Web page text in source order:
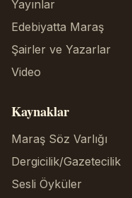
Yayınlar
Edebiyatta Maraş
Şairler ve Yazarlar
Video
Kaynaklar
Maraş Söz Varlığı
Dergicilik/Gazetecilik
Sesli Öyküler